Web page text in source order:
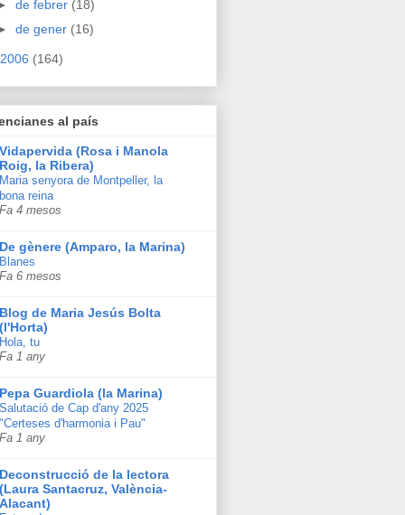
de febrer (18)
de gener (16)
2006 (164)
al país
Vidapervida (Rosa i Manola
Roig, la Ribera)
Maria senyora de Montpeller, la
bona reina
Fa 4 mesos
De gènere (Amparo, la Marina)
Blanes
Fa 6 mesos
Blog de Maria Jesús Bolta
(l'Horta)
Hola, tu
Fa 1 any
Pepa Guardiola (la Marina)
Salutació de Cap d'any 2025
"Certeses d'harmonia i Pau"
Fa 1 any
Deconstrucció de la lectora
(Laura Santacruz, València-
Alacant)